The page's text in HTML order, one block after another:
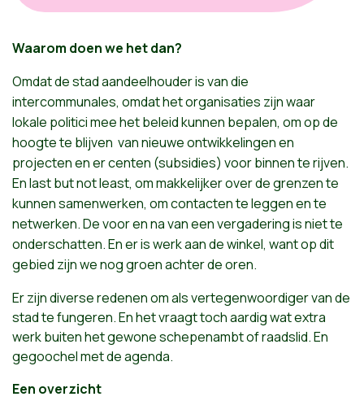
Waarom doenwe hetdan?
Omdatdestadaandeelhouderis van die
intercommunales, omdathetorganisaties zijnwaar
lokale politicimeehetbeleidkunnen bepalen, omop de
hoogtete blijven vannieuweontwikkelingenen
projectenenercenten (subsidies) voorbinnenterijven.
En last but not least, ommakkelijkerover degrenzente
kunnensamenwerken, omcontactenteleggenente
netwerken. Devoorennavaneenvergaderingisniette
onderschatten. Eneriswerkaandewinkel, want opdit
gebied zijnwenoggroenachterdeoren.
Er zijn diverse redenen om als vertegenwoordiger van de
stad te fungeren. En het vraagt toch aardig wat extra
werk buiten het gewone schepenambt of raadslid. En
gegoochel met de agenda.
Een overzicht